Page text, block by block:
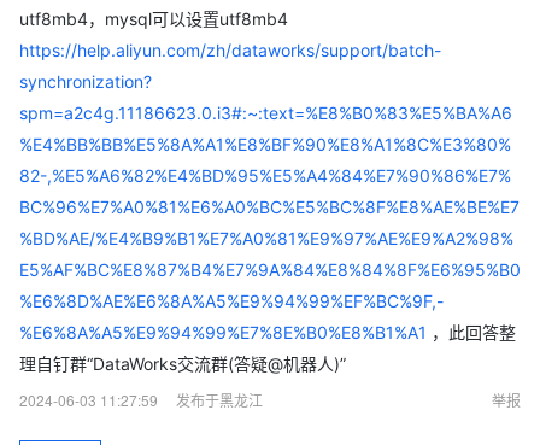
utf8mb4，mysql可以设置utf8mb4
https://help.aliyun.com/zh/dataworks/support/batch-
synchronization?
spm=a2c4g.11186623.0.i3#:~:text=%E8%B0%83%E5%BA%A6
%E4%BB%BB%E5%8A%A1%E8%BF%90%E8%A1%8C%E3%80%
82-,%E5%A6%82%E4%BD%95%E5%A4%84%E7%90%86%E7%
BC%96%E7%A0%81%E6%A0%BC%E5%BC%8F%E8%AE%BE%E7
%BD%AE/%E4%B9%B1%E7%A0%81%E9%97%AE%E9%A2%98%
E5%AF%BC%E8%87%B4%E7%9A%84%E8%84%8F%E6%95%B0
%E6%8D%AE%E6%8A%A5%E9%94%99%EF%BC%9F,-
%E6%8A%A5%E9%94%99%E7%8E%B0%E8%B1%A1 ，此回答整
理自钉群“DataWorks交流群(答疑@机器人)”
2024-06-03 11:27:59
发布于黑龙江 举报